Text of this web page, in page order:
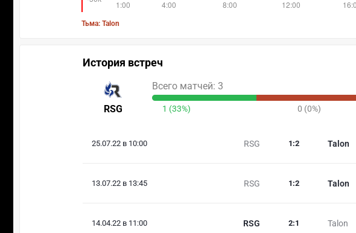
Тьма: Talon
История встреч
RSG
Всего матчей: 3
1 (33%) 0 (0%)
25.07.22 в 10:00 RSG Talon
1 :2
13.07.22 в 13:45 RSG Talon
1 :2
14.04.22 в 11:00 RSG Talon
2:1